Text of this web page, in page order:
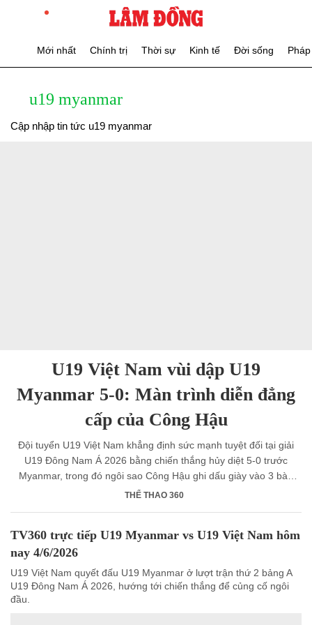
Mới nhất Chính trị Thời sự Kinh tế Đời sống
u19 myanmar
Cập nhập tin tức u19 myanmar
U19 Việt Nam vùi dập U19
Myanmar 5-0: Màn trình diễn đẳng
cấp của Công Hậu
Đội tuyển U19 Việt Nam khẳng định sức mạnh tuyệt đối tại giải
U19 Đông Nam Á 2026 bằng chiến thắng hủy diệt 5-0 trước
Myanmar, trong đó ngôi sao Công Hậu ghi dấu giày vào 3 bàn
thắng.
THỂ THAO 360
TV360 trực tiếp U19 Myanmar vs U19 Việt Nam hôm
nay 4/6/2026
U19 Việt Nam quyết đấu U19 Myanmar ở lượt trận thứ 2 bảng A
U19 Đông Nam Á 2026, hướng tới chiến thắng để củng cố ngôi
đầu.